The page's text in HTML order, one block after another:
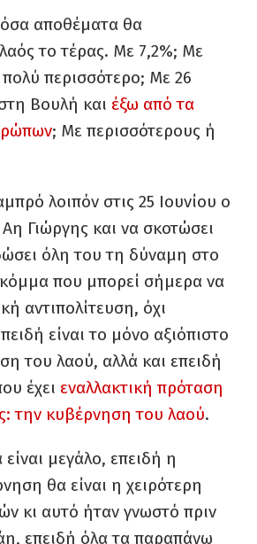
αποθέματα θα
το τέρας. Με 7,2%; Με
περισσότερο; Με 26
Βουλή και έξω από τα
; Με περισσότερους ή
λοιπόν στις 25 Ιουνίου ο
Γιώργης και να σκοτώσει
όλη του τη δύναμη στο
που μπορεί σήμερα να
αντιπολίτευση, όχι
είναι το μόνο αξιόπιστο
του λαού, αλλά και επειδή
έχει εναλλακτική πρόταση
την κυβέρνηση του λαού.
μεγάλο, επειδή η
θα είναι η χειρότερη
κι αυτό ήταν γνωστό πριν
επειδή όλα τα παραπάνω